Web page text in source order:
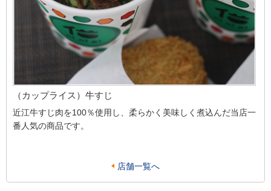
（カップライス）牛すじ
近江牛すじ肉を100％使用し、柔らかく美味しく煮込んだ当店一
番人気の商品です。
店舗一覧へ